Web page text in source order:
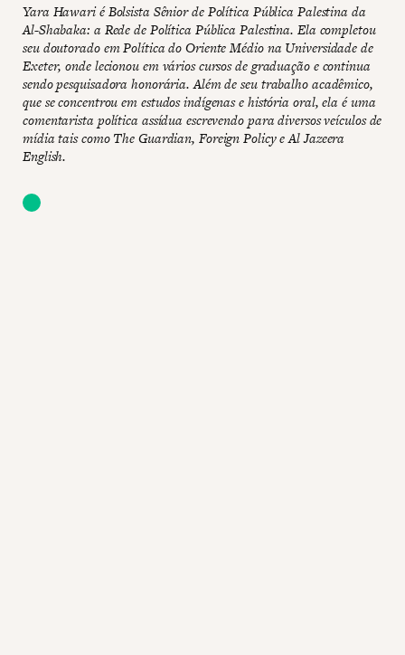
Yara Hawari é Bolsista Sênior de Política Pública Palestina da
Al-Shabaka: a Rede de Política Pública Palestina. Ela completou
seu doutorado em Política do Oriente Médio na Universidade de
Exeter, onde lecionou em vários cursos de graduação e continua
sendo pesquisadora honorária. Além de seu trabalho acadêmico,
que se concentrou em estudos indígenas e história oral, ela é uma
comentarista política assídua escrevendo para diversos veículos de
mídia tais como The Guardian, Foreign Policy e Al Jazeera
English.